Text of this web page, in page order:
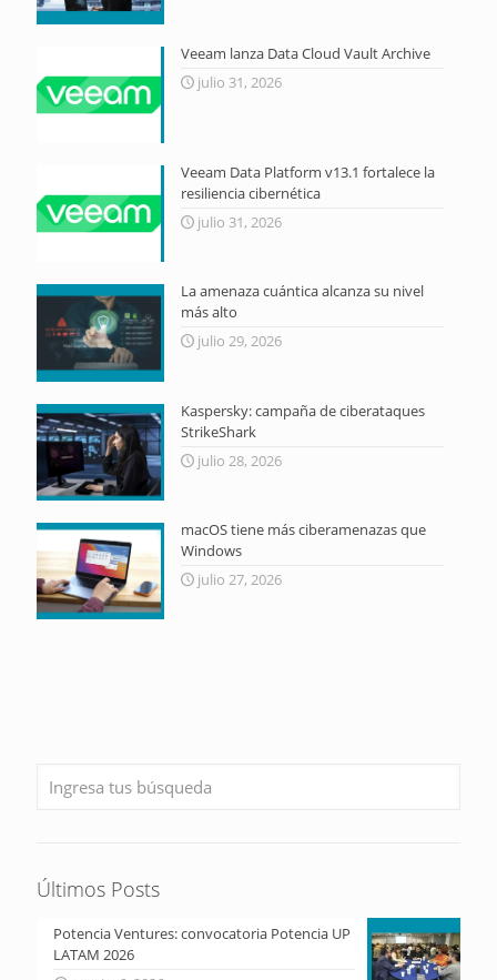
Veeam lanza Data Cloud Vault Archive
julio 31, 2026
Veeam Data Platform v13.1 fortalece la
resiliencia cibernética
julio 31, 2026
La amenaza cuántica alcanza su nivel
más alto
julio 29, 2026
Kaspersky: campaña de ciberataques
StrikeShark
julio 28, 2026
macOS tiene más ciberamenazas que
Windows
julio 27, 2026
Últimos Posts
Potencia Ventures: convocatoria Potencia UP
LATAM 2026